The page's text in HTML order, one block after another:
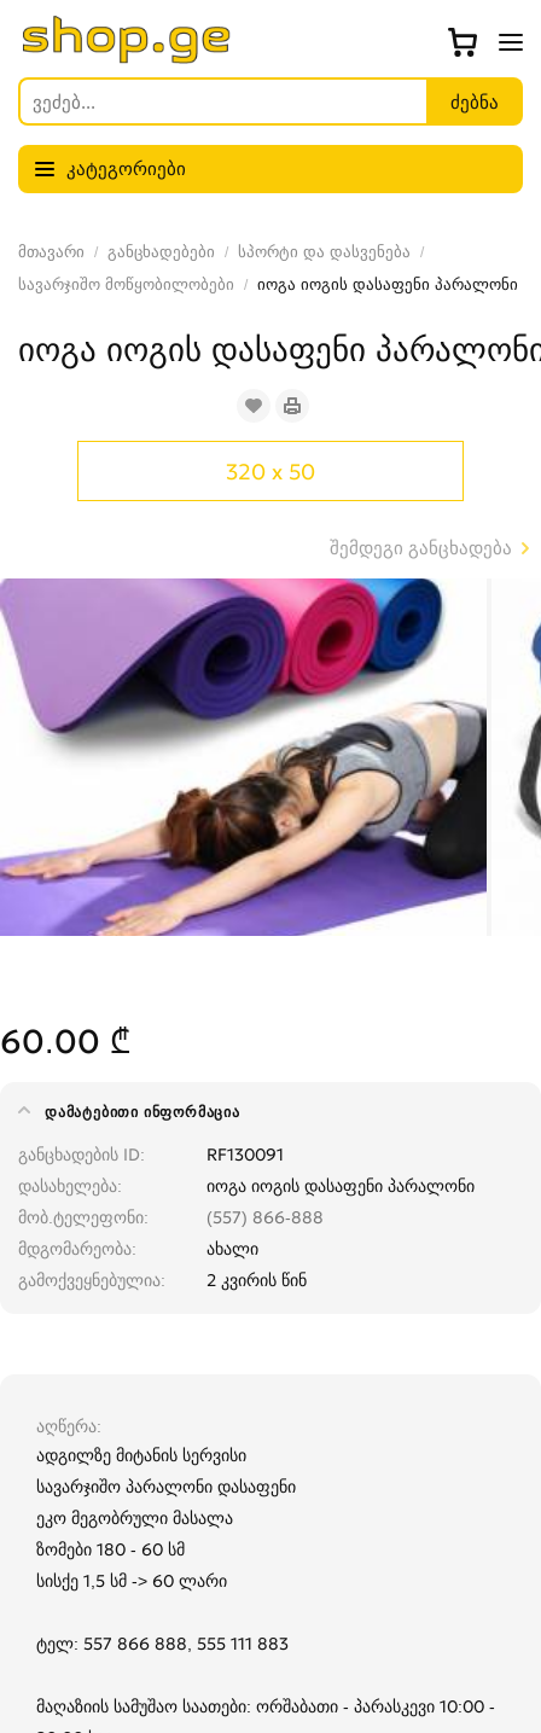
კატეგორიები
მთავარი განცხადებები
სპორტი და დასვენება
სავარჯიშო მოწყობილობები
იოგა იოგის დასაფენი პარალონი
იოგა იოგის დასაფენი
320 x 50
შემდეგი განცხადება
60.00 ₾
ᲓᲐᲛᲐᲢᲔᲑᲘᲗᲘ ᲘᲜᲤᲝᲠᲛᲐᲪᲘᲐ
განცხადების ID
RF130091
დასახელება
იოგა იოგის დასაფენი პარალონი
მობ.ტელეფონი
(557) 866-888
მდგომარეობა
ახალი
გამოქვეყნებულია
2 კვირის წინ
აღწერა
ადგილზე მიტანის სერვისი
სავარჯიშო პარალონი დასაფენი
ეკო მეგობრული მასალა
ზომები 180 - 60 სმ
სისქე 1,5 სმ -> 60 ლარი
ტელ: 557 866 888, 555 111 883
მაღაზიის სამუშაო საათები: ორშაბათი - პარასკევი 10:00 -